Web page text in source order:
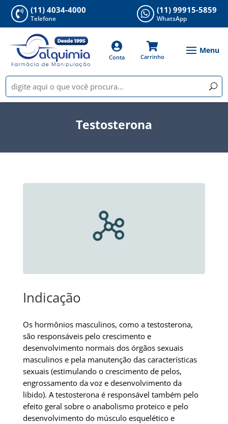
 (11) 4034-4000
Telefone  (11) 99915-5859
WhatsApp

Conta

Carrinho
Testosterona
Indicação
Os hormônios masculinos, como a testosterona,
são responsáveis pelo crescimento e
desenvolvimento normais dos órgãos sexuais
masculinos e pela manutenção das características
sexuais (estimulando o crescimento de pelos,
engrossamento da voz e desenvolvimento da
libido). A testosterona é responsável também pelo
efeito geral sobre o anabolismo proteico e pelo
desenvolvimento do músculo esquelético e